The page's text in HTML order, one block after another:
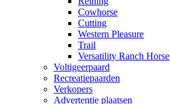
Cowhorse
Cutting
Western Pleasure
Trail
Versatility Ranch Horse
Voltigeerpaard
Recreatiepaarden
Verkopers
Advertentie plaatsen